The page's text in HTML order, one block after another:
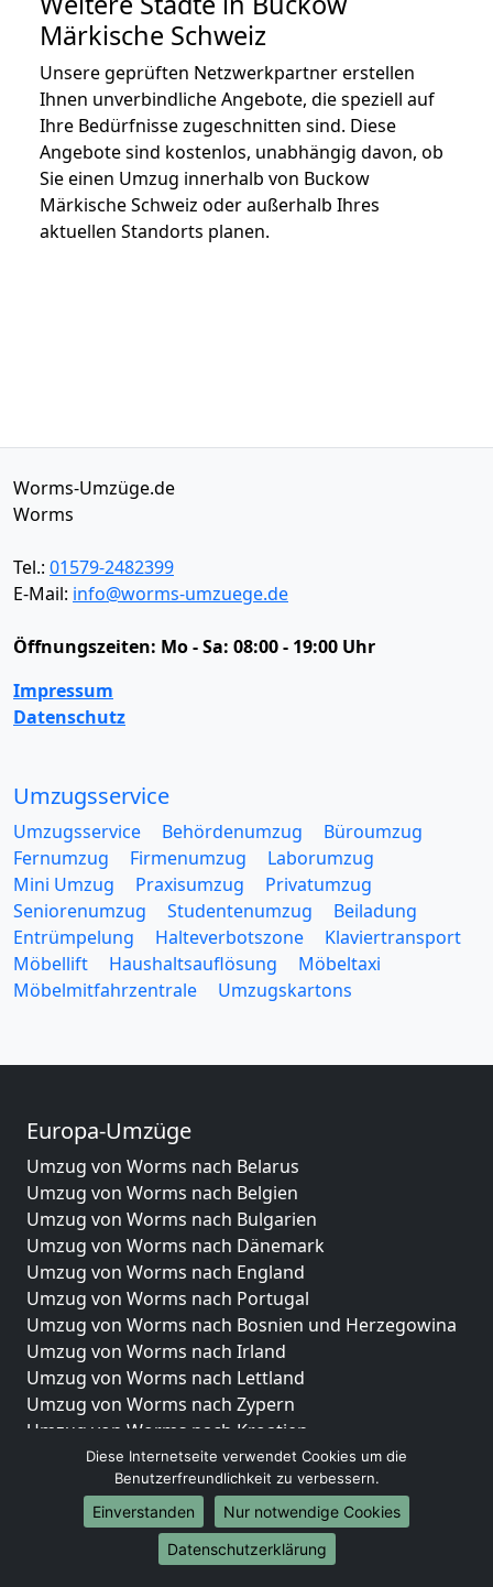
Märkische Schweiz
Unsere geprüften Netzwerkpartner erstellen
Ihnen unverbindliche Angebote, die speziell auf
Ihre Bedürfnisse zugeschnitten sind. Diese
Angebote sind kostenlos, unabhängig davon, ob
Sie einen Umzug innerhalb von Buckow
Märkische Schweiz oder außerhalb Ihres
aktuellen Standorts planen.
Worms-Umzüge.de
Worms
Tel.: 01579-2482399
E-Mail: info@worms-umzuege.de
Öffnungszeiten: Mo - Sa: 08:00 - 19:00 Uhr
Impressum
Datenschutz
Umzugsservice
Umzugsservice Behördenumzug
Büroumzug
Fernumzug
Firmenumzug
Laborumzug
Mini Umzug
Praxisumzug
Privatumzug
Seniorenumzug
Studentenumzug
Beiladung
Entrümpelung
Halteverbotszone
Klaviertransport
Möbellift
Haushaltsauflösung
Möbeltaxi
Möbelmitfahrzentrale
Umzugskartons
Europa-Umzüge
Umzug von Worms nach Belarus
Umzug von Worms nach Belgien
Umzug von Worms nach Bulgarien
Umzug von Worms nach Dänemark
Umzug von Worms nach England
Umzug von Worms nach Portugal
Umzug von Worms nach Bosnien und Herzegowina
Umzug von Worms nach Irland
Umzug von Worms nach Lettland
Umzug von Worms nach Zypern
Umzug von Worms nach Kroatien
Umzug von Worms nach Estland
Umzug von Worms nach Finnland
Umzug von Worms nach Frankreich
Umzug von Worms nach Griechenland
Umzug von Worms nach Italien
Diese Internetseite verwendet Cookies um die
Benutzerfreundlichkeit zu verbessern.
Einverstanden
Nur notwendige Cookies
Datenschutzerklärung